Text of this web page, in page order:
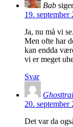
Bab
19.
Ja, nu må vi
Men ofte har
kan endda
vi er meget
Svar
20.
Det var da